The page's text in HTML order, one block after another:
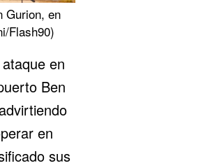
Gurion, en
Flash90)
en
Ben
en
sus